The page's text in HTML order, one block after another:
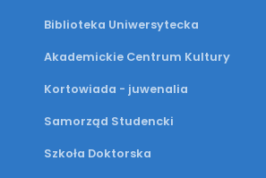
Biblioteka Uniwersytecka
Akademickie Centrum Kultury
Kortowiada - juwenalia
Samorząd Studencki
Szkoła Doktorska